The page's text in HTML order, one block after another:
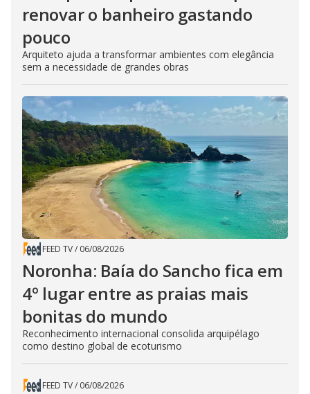
renovar o banheiro gastando
pouco
Arquiteto ajuda a transformar ambientes com elegância
sem a necessidade de grandes obras
FEED TV/ 06/08/2026
Noronha: Baía do Sancho fica em
4º lugar entre as praias mais
bonitas do mundo
Reconhecimento internacional consolida arquipélago
como destino global de ecoturismo
FEED TV/ 06/08/2026